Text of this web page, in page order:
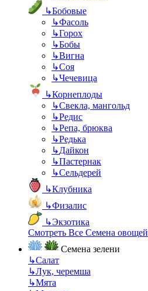
↳Бобовые
↳Фасоль
↳Горох
↳Бобы
↳Вигна
↳Соя
↳Чечевица
↳Корнеплоды
↳Свекла, мангольд
↳Редис
↳Репа, брюква
↳Редька
↳Дайкон
↳Пастернак
↳Сельдерей
↳Клубника
↳Физалис
↳Экзотика
Смотреть Все Семена овощей
Семена зелени
↳Салат
↳Лук, черемша
↳Мята